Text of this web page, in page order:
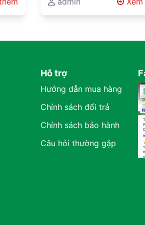
Manufacturers
sustainable production
Hỗ trợ
Hướng dẫn mua hàng
Chính sách đổi trả
Chính sách bảo hành
Câu hỏi thường gặp